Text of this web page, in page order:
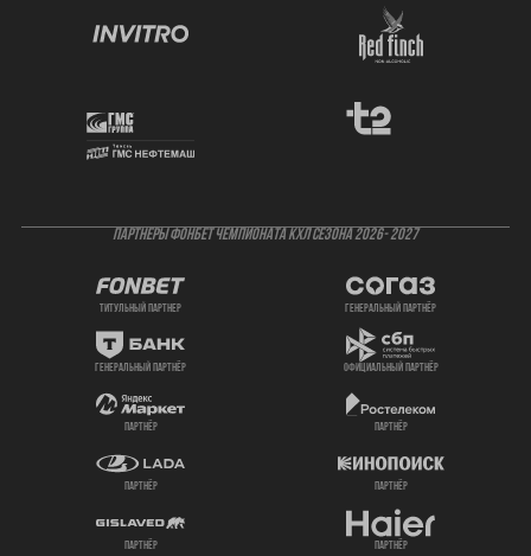
ПАРТНЕРЫ ФОНБЕТ ЧЕМПИОНАТА КХЛ СЕЗОНА 2026- 2027
титульный партнер генеральный партнёр
генеральный партнёр официальный партнёр
партнёр партнёр
партнёр партнёр
партнёр партнёр